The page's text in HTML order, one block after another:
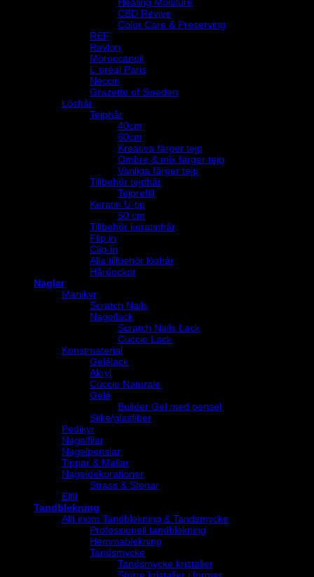
CBD Revive
Color Care & Preserving
REF
Revlon
Moroccanoil
L´oréal Paris
Neccin
Grazette of Sweden
Löshår
Tejphår
40cm
60cm
Kreativa färger tejp
Ombre & mix färger tejp
Vanliga färger tejp
Tillbehör tejphår
Tejprefill
Keratin U-tip
50 cm
Tillbehör keratinhår
Flip in
Clip-in
Alla tillbehör löshår
Hårdockor
Naglar
Manikyr
Scratch Nails
Nagellack
Scratch Nails Lack
Cuccio Lack
Konstmaterial
Gelélack
Akryl
Cuccio Naturale
Gelé
Builder Gel med pensel
Silke/glasfiber
Pedikyr
Nagelfilar
Nagelpenslar
Tippar & Mallar
Nageldekorationer
Strass & Stenar
Elfil
Tandblekning
Allt inom Tandblekning & Tandsmycke
Professionell tandblekning
Hemmablekning
Tandsmycke
Tandsmycke kristaller
Större kristaller i former